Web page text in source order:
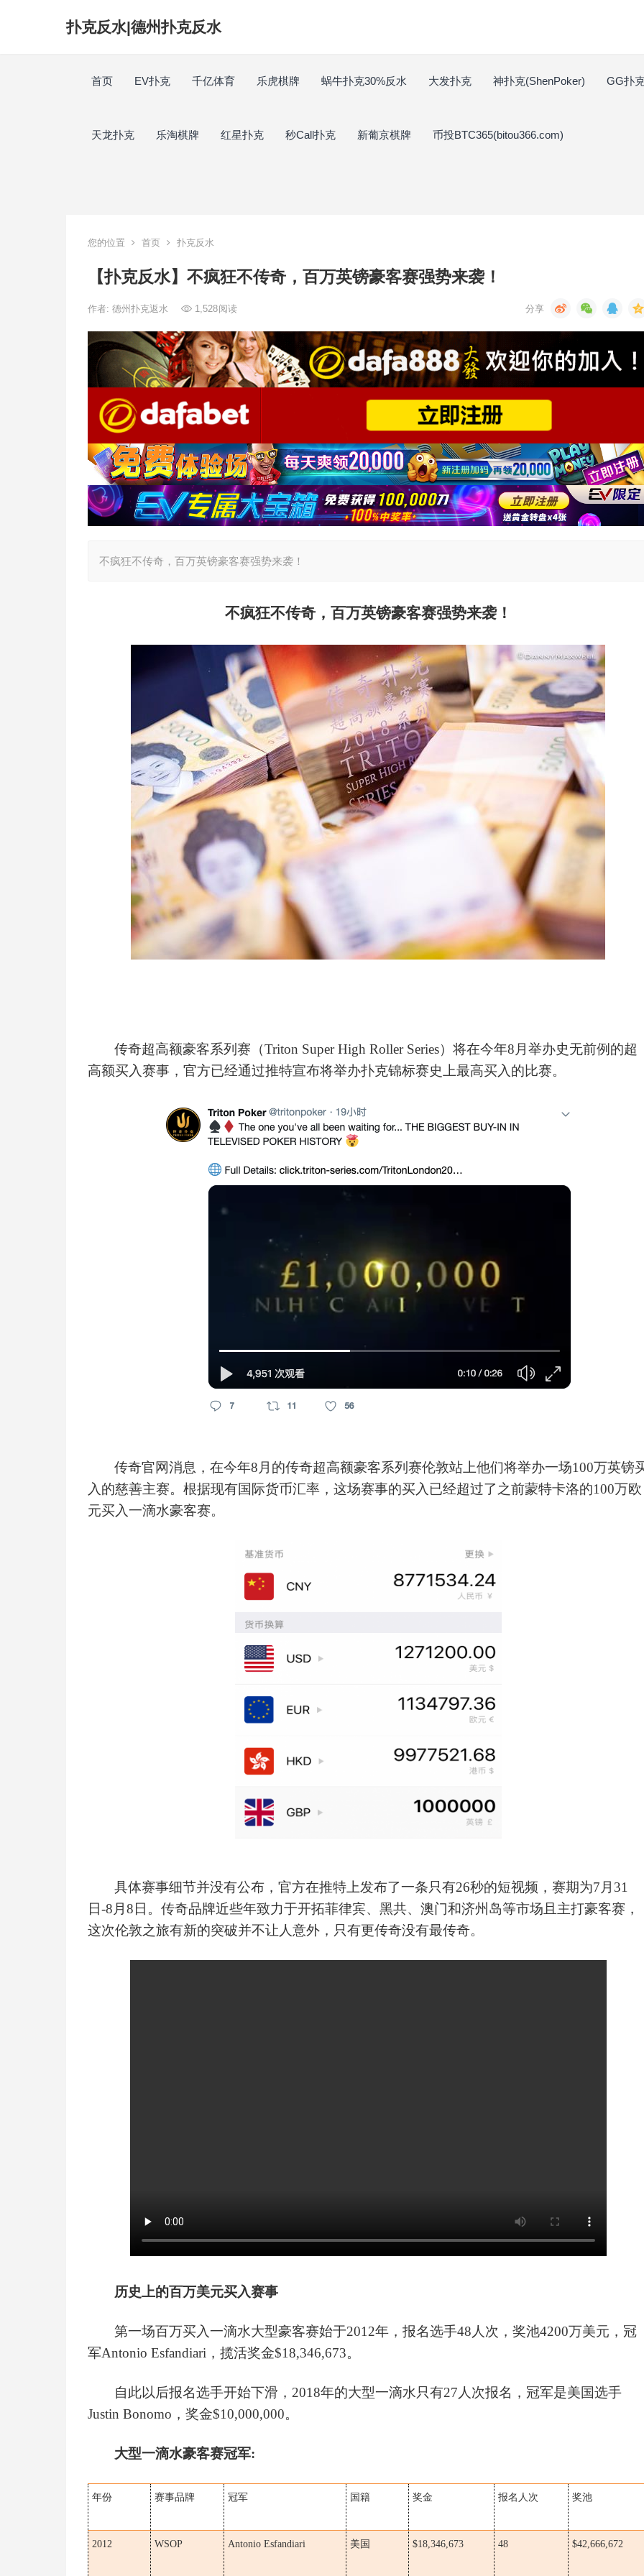
扑克反水|德州扑克反水
首页 EV扑克 千亿体育 乐虎棋牌 蜗牛扑克30%反水 大发扑克 神扑克(ShenPoker) GG扑
天龙扑克 乐淘棋牌 红星扑克 秒Call扑克 新葡京棋牌 币投BTC365(bitou366.com)
您的位置 首页 扑克反水
【扑克反水】不疯狂不传奇，百万英镑豪客赛强势来袭！
作者: 德州扑克返水 1,528阅读
不疯狂不传奇，百万英镑豪客赛强势来袭！
不疯狂不传奇，百万英镑豪客赛强势来袭！
传奇超高额豪客系列赛（Triton Super High Roller Series）将在今年8月举办史无前例的超
高额买入赛事，官方已经通过推特宣布将举办扑克锦标赛史上最高买入的比赛。
传奇官网消息，在今年8月的传奇超高额豪客系列赛伦敦站上他们将举办一场100万英镑
入的慈善主赛。根据现有国际货币汇率，这场赛事的买入已经超过了之前蒙特卡洛的100万欧
元买入一滴水豪客赛。
具体赛事细节并没有公布，官方在推特上发布了一条只有26秒的短视频，赛期为7月31
日-8月8日。传奇品牌近些年致力于开拓菲律宾、黑共、澳门和济州岛等市场且主打豪客赛，
这次伦敦之旅有新的突破并不让人意外，只有更传奇没有最传奇。
历史上的百万美元买入赛事
第一场百万买入一滴水大型豪客赛始于2012年，报名选手48人次，奖池4200万美元，冠
军Antonio Esfandiari，揽活奖金$18,346,673。
自此以后报名选手开始下滑， 2018年的大型一滴水只有27人次报名，冠军是美国选手
Justin Bonomo，奖金$10,000,000。
大型一滴水豪客赛冠军:
年份 赛事品牌 冠军 国籍 奖金 报名人次 奖池
2012 WSOP Antonio Esfandiari 美国 $18,346,673 48 $42,666,672